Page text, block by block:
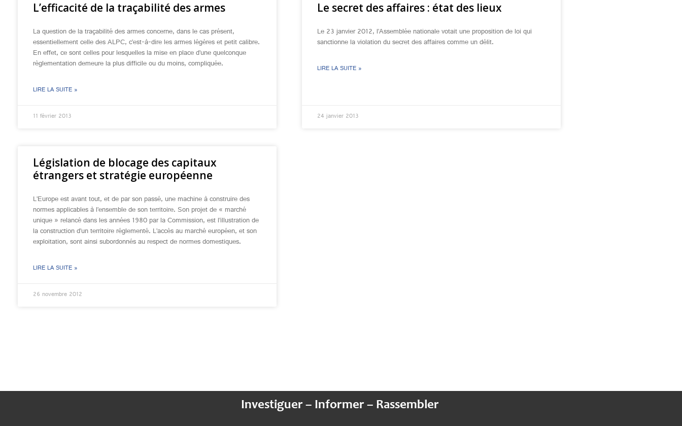
L’efficacité de la traçabilité des armes
La question de la traçabilité des armes concerne, dans le cas présent,
essentiellement celle des ALPC, c’est-à-dire les armes légères et petit calibre.
En effet, ce sont celles pour lesquelles la mise en place d’une quelconque
règlementation demeure la plus difficile ou du moins, compliquée.
LIRE LA SUITE »
11 février 2013
Le secret des affaires : état des lieux
Le 23 janvier 2012, l’Assemblée nationale votait une proposition de loi qui
sanctionne la violation du secret des affaires comme un délit.
LIRE LA SUITE »
24 janvier 2013
Législation de blocage des capitaux
étrangers et stratégie européenne
L’Europe est avant tout, et de par son passé, une machine à construire des
normes applicables à l’ensemble de son territoire. Son projet de « marché
unique » relancé dans les années 1980 par la Commission, est l’illustration de
la construction d’un territoire réglementé. L’accès au marché européen, et son
exploitation, sont ainsi subordonnés au respect de normes domestiques.
LIRE LA SUITE »
26 novembre 2012
Investiguer – Informer – Rassembler